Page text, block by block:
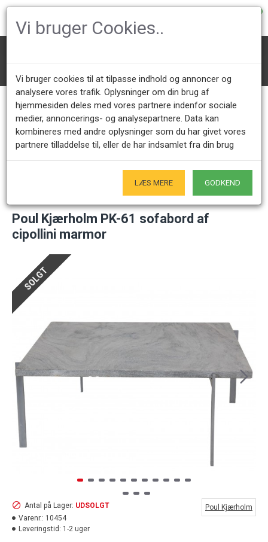
Kundeservice +45 28491875
Mandag - Fredag 9.00 - 17.00
Åbningstider showroom
Kun på forudgående aftale - Hverdage
Poul Kjærholm PK-61 sofabord af
cipollini marmor
SOLGT
Antal på Lager: UDSOLGT
Varenr.: 10454
Leveringstid: 1-2 uger
Poul Kjærholm
Vi bruger Cookies..
Vi bruger cookies til at tilpasse indhold og annoncer og
analysere vores trafik. Oplysninger om din brug af
hjemmesiden deles med vores partnere indenfor sociale
medier, annoncerings- og analysepartnere. Data kan
kombineres med andre oplysninger som du har givet vores
partnere tilladdelse til, eller de har indsamlet fra din brug
LÆS MERE GODKEND